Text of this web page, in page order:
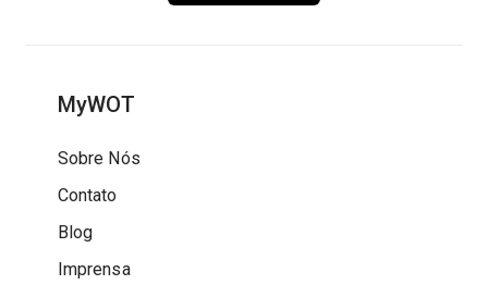
MyWOT
Sobre Nós
Contato
Blog
Imprensa